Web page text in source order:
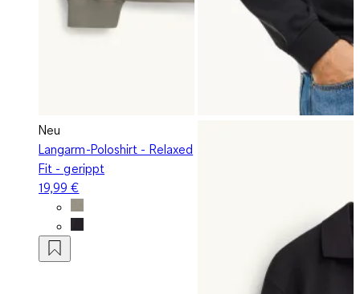
Neu
Langarm-Poloshirt - Relaxed
Fit - gerippt
19,99 €